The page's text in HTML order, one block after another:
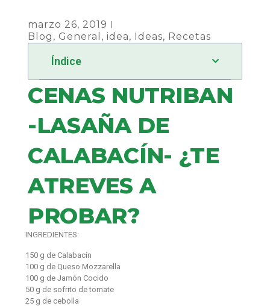
marzo 26, 2019
Blog , General , idea, Ideas, Recetas
Índice
CENAS NUTRIBAN
-LASAÑA DE
CALABACÍN- ¿TE
ATREVES A
PROBAR?
INGREDIENTES:
150 g de Calabacín
100 g de Queso Mozzarella
100 g de Jamón Cocido
50 g de sofrito de tomate
25 g de cebolla